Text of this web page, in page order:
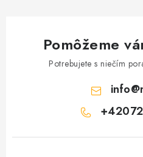
Pomôžeme
Potrebujete s niečím
info@